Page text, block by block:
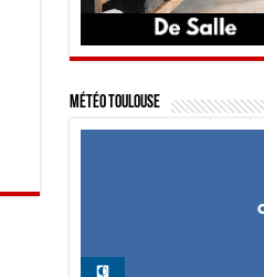
Météo Toulouse